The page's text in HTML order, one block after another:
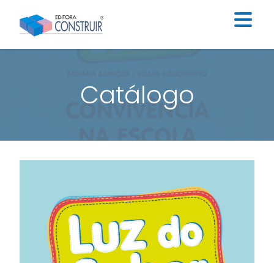
Institucional
Catálogo
Educação Infantil
Ensino Fundamental I
Blog
Contato
Construir Digital
Catálogo